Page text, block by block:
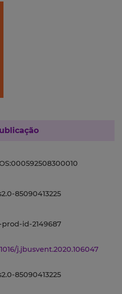
85090413225
prod-id-2149687
j.jbusvent.2020.106047
85090413225